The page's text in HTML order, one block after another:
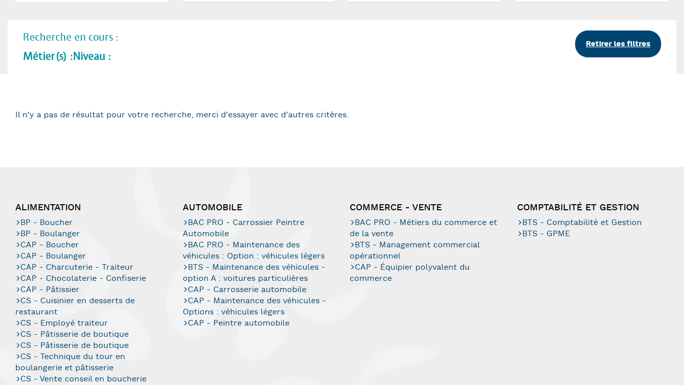
Recherche en cours :
Métier(s) :Niveau :
Retirer les filtres
Il n'y a pas de résultat pour votre recherche, merci d'essayer avec d'autres critères.
ALIMENTATION
BP - Boucher
BP - Boulanger
CAP - Boucher
CAP - Boulanger
CAP - Charcuterie - Traiteur
CAP - Chocolaterie - Confiserie
CAP - Pâtissier
CS - Cuisinier en desserts de
restaurant
CS - Employé traiteur
CS - Pâtisserie de boutique
CS - Pâtisserie de boutique
CS - Technique du tour en
boulangerie et pâtisserie
CS - Vente conseil en boucherie
AUTOMOBILE
BAC PRO - Carrossier Peintre
Automobile
BAC PRO - Maintenance des
véhicules : Option : véhicules légers
BTS - Maintenance des véhicules -
option A : voitures particulières
CAP - Carrosserie automobile
CAP - Maintenance des véhicules -
Options : véhicules légers
CAP - Peintre automobile
COMMERCE - VENTE
BAC PRO - Métiers du commerce et
de la vente
BTS - Management commercial
opérationnel
CAP - Équipier polyvalent du
commerce
COMPTABILITÉ ET GESTION
BTS - Comptabilité et Gestion
BTS - GPME